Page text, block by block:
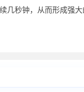
几秒钟，从而形成强